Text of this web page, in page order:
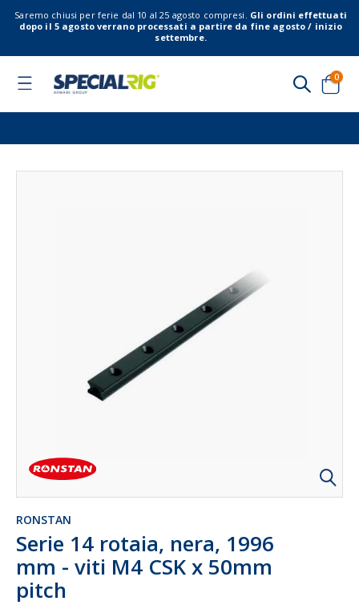
Saremo chiusi per ferie dal 10 al 25 agosto compresi. Gli ordini effettuati
dopo il 5 agosto verrano processati a partire da fine agosto / inizio
settembre.
Toggle
Cart
0
RONSTAN
Serie 14 rotaia, nera, 1996
mm - viti M4 CSK x 50mm
pitch